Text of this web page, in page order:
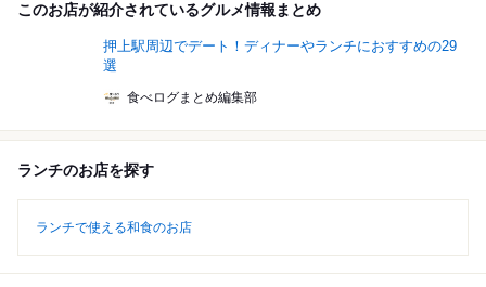
このお店が紹介されているグルメ情報まとめ
押上駅周辺でデート！ディナーやランチにおすすめの29
選
食べログまとめ編集部
ランチのお店を探す
ランチで使える和食のお店